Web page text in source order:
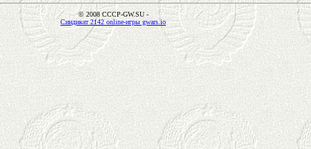
© 2008 CCCP-GW.SU -
Синдикат 2142 online-игры gwars.io